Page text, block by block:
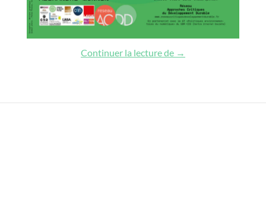
Continuer la lecture de Décolonialiser le
→